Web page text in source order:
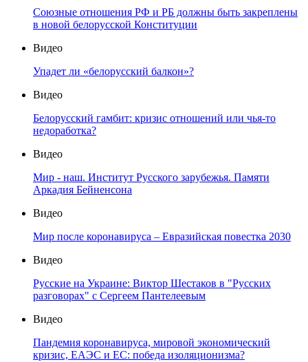
Союзные отношения РФ и РБ должны быть закреплены
в новой белорусской Конституции
Видео
Упадет ли «белорусский балкон»?
Видео
Белорусский гамбит: кризис отношений или чья-то
недоработка?
Видео
Мир - наш. Институт Русского зарубежья. Памяти
Аркадия Бейненсона
Видео
Мир после коронавируса – Евразийская повестка 2030
Видео
Русские на Украине: Виктор Шестаков в "Русских
разговорах" с Сергеем Пантелеевым
Видео
Пандемия коронавируса, мировой экономический
кризис, ЕАЭС и ЕС: победа изоляционизма?